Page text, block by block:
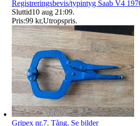
Registreringsbevis/typintyg Saab V4
Sluttid10 aug 21:09.
Pris:99 kr,Utropspris.
Gripex nr.7. Tång. Se bilder